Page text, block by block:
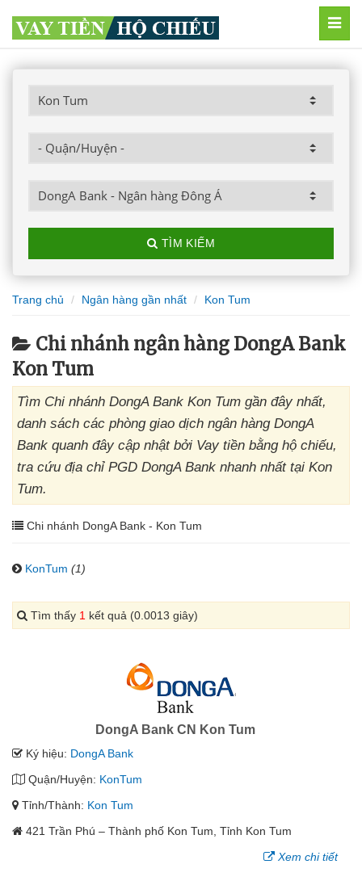
TÌM KIẾM
Trang chủ Ngân hàng gần nhất Kon Tum
Chi nhánh ngân hàng DongA Bank
Kon Tum
Tìm Chi nhánh DongA Bank Kon Tum gần đây nhất,
danh sách các phòng giao dịch ngân hàng DongA
Bank quanh đây cập nhật bởi Vay tiền bằng hộ chiếu,
tra cứu địa chỉ PGD DongA Bank nhanh nhất tại Kon
Tum.
Chi nhánh DongA Bank - Kon Tum
KonTum (1)
Tìm thấy 1 kết quả (0.0013 giây)
DongA Bank CN Kon Tum
Ký hiệu: DongA Bank
Quận/Huyện: KonTum
Tỉnh/Thành: Kon Tum
421 Trần Phú – Thành phố Kon Tum, Tỉnh Kon Tum
Xem chi tiết